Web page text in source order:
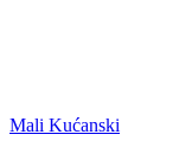
Mali Kućanski